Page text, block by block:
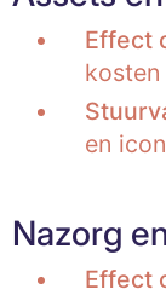
Effect
en
Nazorg
Effect